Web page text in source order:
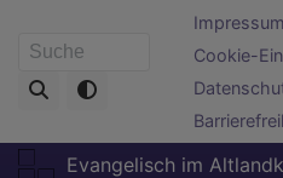
zum
Suche
Impressum
Cookie-
Evangelisch im